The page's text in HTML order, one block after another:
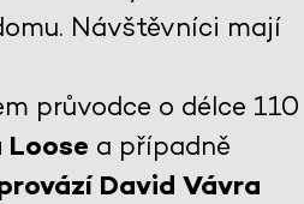
Návštěvníci mají
průvodce o délce 110
a případně
David Vávra